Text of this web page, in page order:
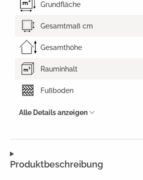
Produktbeschreibung
Grundfläche
Gesamtmaß cm
Gesamthöhe
Rauminhalt
Fußboden
Alle Details anzeigen